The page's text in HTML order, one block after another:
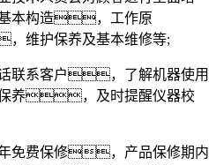
本构造，工作原
护保养及基本维修等;
联系客户，了解机器使用
养，及时提醒仪器校
免费保修，产品保修期内